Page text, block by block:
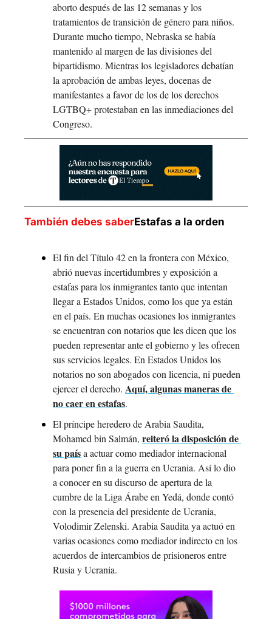
aborto después de las 12 semanas y los
tratamientos de transición de género para niños.
Durante mucho tiempo, Nebraska se había
mantenido al margen de las divisiones del
bipartidismo. Mientras los legisladores debatían
la aprobación de ambas leyes, docenas de
manifestantes a favor de los de los derechos
LGTBQ+ protestaban en las inmediaciones del
Congreso.
También debes saberEstafas a la orden
El fin del Título 42 en la frontera con México,
abrió nuevas incertidumbres y exposición a
estafas para los inmigrantes tanto que intentan
llegar a Estados Unidos, como los que ya están
en el país. En muchas ocasiones los inmigrantes
se encuentran con notarios que les dicen que los
pueden representar ante el gobierno y les ofrecen
sus servicios legales. En Estados Unidos los
notarios no son abogados con licencia, ni pueden
ejercer el derecho. Aquí, algunas maneras de
no caer en estafas.
El príncipe heredero de Arabia Saudita,
Mohamed bin Salmán, reiteró la disposición de
su país a actuar como mediador internacional
para poner fin a la guerra en Ucrania. Así lo dio
a conocer en su discurso de apertura de la
cumbre de la Liga Árabe en Yedá, donde contó
con la presencia del presidente de Ucrania,
Volodimir Zelenski. Arabia Saudita ya actuó en
varias ocasiones como mediador indirecto en los
acuerdos de intercambios de prisioneros entre
Rusia y Ucrania.